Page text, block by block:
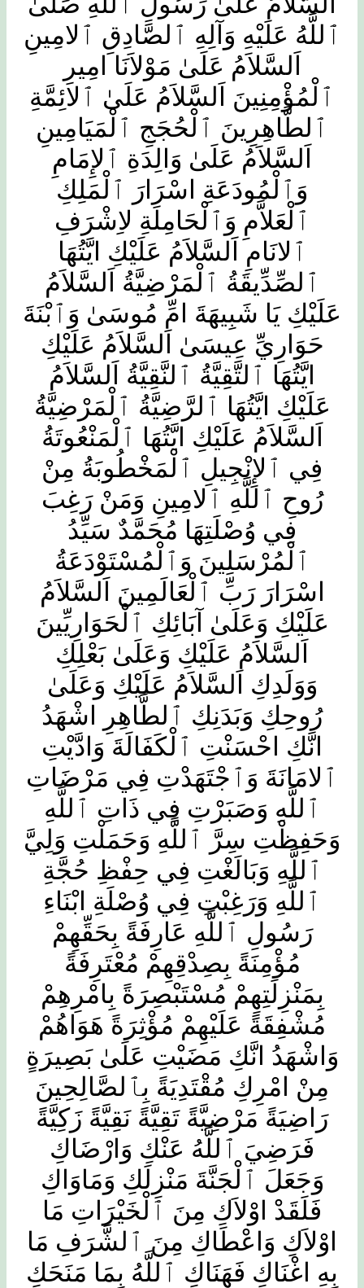
ٱللَّهُ عَلَيْهِ وَآلِهِ ٱلصَّادِقِ ٱلامِينِ
اَلسَّلاَمُ عَلَىٰ مَوْلاَنَا امِيرِ
ٱلْمُؤْمِنِينَ اَلسَّلاَمُ عَلَىٰ ٱلائِمَّةِ
ٱلطَّاهِرِينَ ٱلْحُجَجِ ٱلْمَيَامِينِ
اَلسَّلاَمُ عَلَىٰ وَالِدَةِ ٱلإِمَامِ
وَٱلْمُودَعَةِ اسْرَارَ ٱلْمَلِكِ
ٱلْعَلاَّمِ وَٱلْحَامِلَةِ لاِشْرَفِ
ٱلانَامِ اَلسَّلاَمُ عَلَيْكِ ايَّتُهَا
ٱلصِّدِّيقَةُ ٱلْمَرْضِيَّةُ اَلسَّلاَمُ
عَلَيْكِ يَا شَبِيهَةَ امِّ مُوسَىٰ وَٱبْنَةَ
حَوَارِيِّ عِيسَىٰ اَلسَّلاَمُ عَلَيْكِ
ايَّتُهَا ٱلتَّقِيَّةُ ٱلنَّقِيَّةُ اَلسَّلاَمُ
عَلَيْكِ ايَّتُهَا ٱلرَّضِيَّةُ ٱلْمَرْضِيَّةُ
اَلسَّلاَمُ عَلَيْكِ ايَّتُهَا ٱلْمَنْعُوتَةُ
فِي ٱلإِنْجِيلِ ٱلْمَخْطُوبَةُ مِنْ
رُوحِ ٱللَّهِ ٱلامِينِ وَمَنْ رَغِبَ
فِي وُصْلَتِهَا مُحَمَّدٌ سَيِّدُ
ٱلْمُرْسَلِينَ وَٱلْمُسْتَوْدَعَةُ
اسْرَارَ رَبِّ ٱلْعَالَمِينَ اَلسَّلاَمُ
عَلَيْكِ وَعَلَىٰ آبَائِكِ ٱلْحَوَارِيِّينَ
اَلسَّلاَمُ عَلَيْكِ وَعَلَىٰ بَعْلِكِ
وَوَلَدِكِ اَلسَّلاَمُ عَلَيْكِ وَعَلَىٰ
رُوحِكِ وَبَدَنِكِ ٱلطَّاهِرِ اشْهَدُ
انَّكِ احْسَنْتِ ٱلْكَفَالَةَ وَادَّيْتِ
ٱلامَانَةَ وَٱجْتَهَدْتِ فِي مَرْضَاتِ
ٱللَّهِ وَصَبَرْتِ فِي ذَاتِ ٱللَّهِ
وَحَفِظْتِ سِرَّ ٱللَّهِ وَحَمَلْتِ وَلِيَّ
ٱللَّهِ وَبَالَغْتِ فِي حِفْظِ حُجَّةِ
ٱللَّهِ وَرَغِبْتِ فِي وُصْلَةِ ابْنَاءِ
رَسُولِ ٱللَّهِ عَارِفَةً بِحَقِّهِمْ
مُؤْمِنَةً بِصِدْقِهِمْ مُعْتَرِفَةً
بِمَنْزِلَتِهِمْ مُسْتَبْصِرَةً بِامْرِهِمْ
مُشْفِقَةً عَلَيْهِمْ مُؤْثِرَةً هَوَاهُمْ
وَاشْهَدُ انَّكِ مَضَيْتِ عَلَىٰ بَصِيرَةٍ
مِنْ امْرِكِ مُقْتَدِيَةً بِٱلصَّالِحِينَ
رَاضِيَةً مَرْضِيَّةً تَقِيَّةً نَقِيَّةً زَكِيَّةً
فَرَضِيَ ٱللَّهُ عَنْكِ وَارْضَاكِ
وَجَعَلَ ٱلْجَنَّةَ مَنْزِلَكِ وَمَاوَاكِ
فَلَقَدْ اوْلاَكِ مِنَ ٱلْخَيْرَاتِ مَا
اوْلاَكِ وَاعْطَاكِ مِنَ ٱلشَّرَفِ مَا
بِهِ اغْنَاكِ فَهَنَاكِ ٱللَّهُ بِمَا مَنَحَكِ